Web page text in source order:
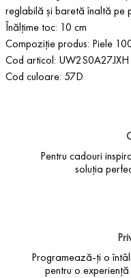
reglabilă și baretă înaltă pe
Înălțime toc: 10 cm
Compoziție produs: Piele
Cod articol: UW2S0A27JXH
Cod culoare: 57D
Pentru cadouri
soluția
Programează-ți o
pentru o